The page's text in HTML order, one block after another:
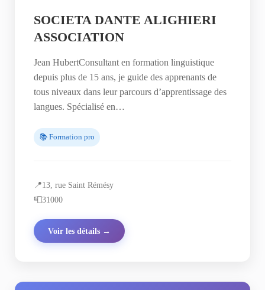
SOCIETA DANTE ALIGHIERI
ASSOCIATION
Jean HubertConsultant en formation linguistique
depuis plus de 15 ans, je guide des apprenants de
tous niveaux dans leur parcours d’apprentissage des
langues. Spécialisé en…
📚 Formation pro
📍13, rue Saint Rémésy
📮31000
Voir les détails →